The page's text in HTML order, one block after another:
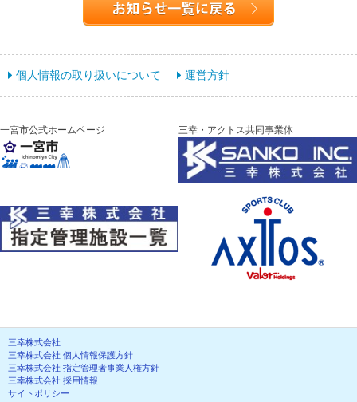
個人情報の取り扱いについて 運営方針
一宮市公式ホームページ 三幸・アクトス共同事業体